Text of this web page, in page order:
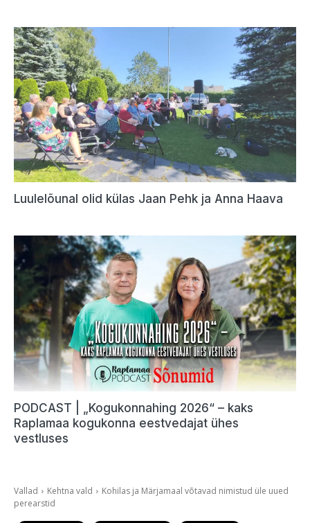
Luulelõunal olid külas Jaan Pehk ja Anna Haava
PODCAST | „Kogukonnahing 2026“ – kaks
Raplamaa kogukonna eestvedajat ühes
vestluses